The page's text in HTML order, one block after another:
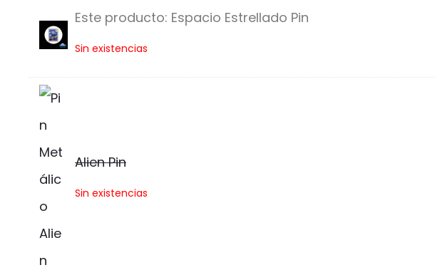
s
p
a
o
Este producto: Espacio Estrellado Pin
Sin existencias
Alien Pin
Sin existencias